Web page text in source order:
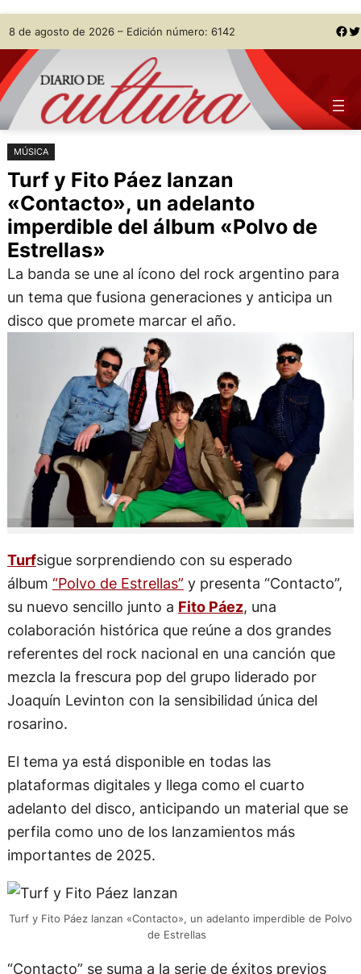
Saltar
al
contenido
Skip
to
content
8 de agosto de 2026 – Edición número: 6142 Facebook Twitter
MÚSICA
Turf y Fito Páez lanzan
«Contacto», un adelanto
imperdible del álbum «Polvo de
Estrellas»
La banda se une al ícono del rock argentino para
un tema que fusiona generaciones y anticipa un
disco que promete marcar el año.
Turfsigue sorprendiendo con su esperado
álbum “Polvo de Estrellas” y presenta “Contacto”,
su nuevo sencillo junto a Fito Páez, una
colaboración histórica que reúne a dos grandes
referentes del rock nacional en una canción que
mezcla la frescura pop del grupo liderado por
Joaquín Levinton con la sensibilidad única del
rosarino.
El tema ya está disponible en todas las
plataformas digitales y llega como el cuarto
adelanto del disco, anticipando un material que se
perfila como uno de los lanzamientos más
importantes de 2025.
Turf y Fito Páez lanzan «Contacto», un adelanto imperdible de Polvo
de Estrellas
“Contacto” se suma a la serie de éxitos previos